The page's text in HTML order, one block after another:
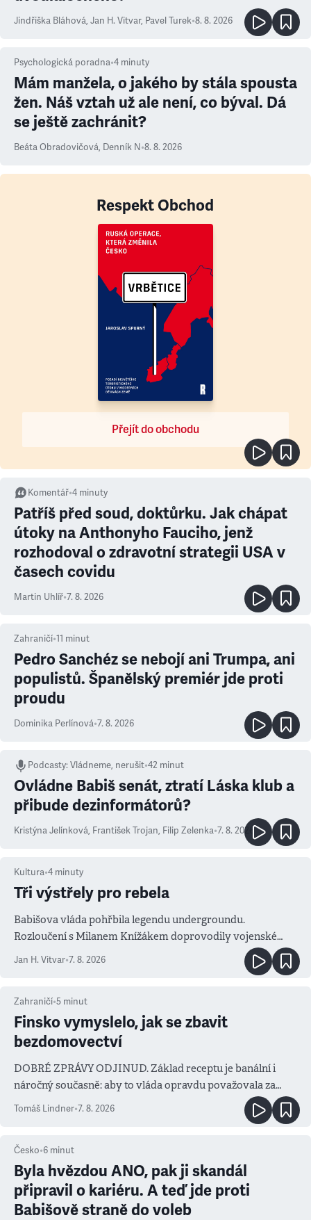
Jindřiška Bláhová, Jan H. Vitvar, Pavel Turek•8. 8. 2026
Psychologická poradna•4 minuty
Mám manžela, o jakého by stála spousta
žen. Náš vztah už ale není, co býval. Dá
se ještě zachránit?
Beáta Obradovičová, Denník N•8. 8. 2026
Respekt Obchod
Přejít do obchodu
Komentář•4 minuty
Patříš před soud, doktůrku. Jak chápat
útoky na Anthonyho Fauciho, jenž
rozhodoval o zdravotní strategii USA v
časech covidu
Martin Uhlíř•7. 8. 2026
Zahraničí•11 minut
Pedro Sanchéz se nebojí ani Trumpa, ani
populistů. Španělský premiér jde proti
proudu
Dominika Perlínová•7. 8. 2026
Podcasty:Vládneme, nerušit•42 minut
Ovládne Babiš senát, ztratí Láska klub a
přibude dezinformátorů?
Kristýna Jelínková, František Trojan, Filip Zelenka•7. 8. 2026
Kultura•4 minuty
Tři výstřely pro rebela
Babišova vláda pohřbila legendu undergroundu.
Rozloučení s Milanem Knížákem doprovodily vojenské
salvy i kritika pokrokářů
Jan H. Vitvar•7. 8. 2026
Zahraničí•5 minut
Finsko vymyslelo, jak se zbavit
bezdomovectví
DOBRÉ ZPRÁVY ODJINUD. Základ receptu je banální i
náročný současně: aby to vláda opravdu považovala za
prioritu
Tomáš Lindner•7. 8. 2026
Česko•6 minut
Byla hvězdou ANO, pak ji skandál
připravil o kariéru. A teď jde proti
Babišově straně do voleb